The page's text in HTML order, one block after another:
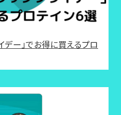
デー」でお得に買えるプロ